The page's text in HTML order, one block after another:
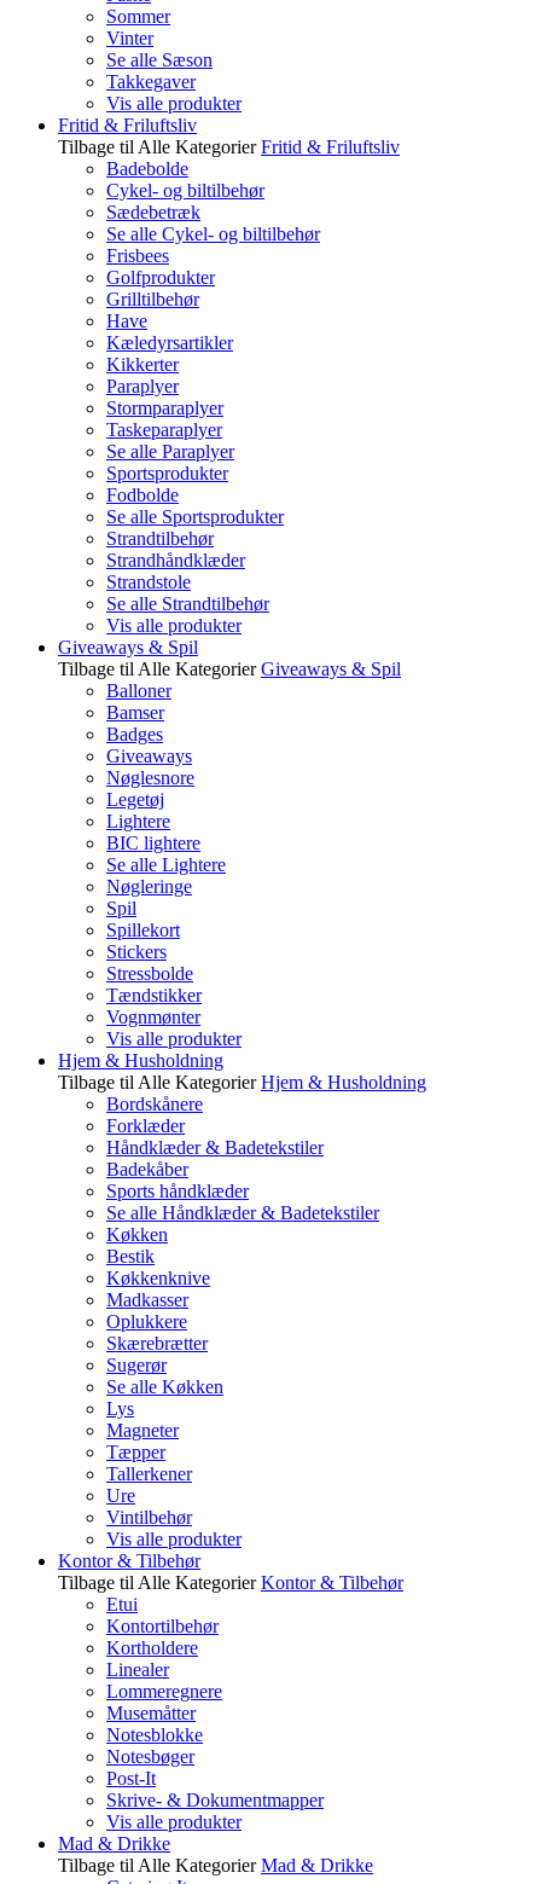
Sommer
Vinter
Se alle Sæson
Takkegaver
Vis alle produkter
Fritid & Friluftsliv
Tilbage til Alle Kategorier Fritid & Friluftsliv
Badebolde
Cykel- og biltilbehør
Sædebetræk
Se alle Cykel- og biltilbehør
Frisbees
Golfprodukter
Grilltilbehør
Have
Kæledyrsartikler
Kikkerter
Paraplyer
Stormparaplyer
Taskeparaplyer
Se alle Paraplyer
Sportsprodukter
Fodbolde
Se alle Sportsprodukter
Strandtilbehør
Strandhåndklæder
Strandstole
Se alle Strandtilbehør
Vis alle produkter
Giveaways & Spil
Tilbage til Alle Kategorier Giveaways & Spil
Balloner
Bamser
Badges
Giveaways
Nøglesnore
Legetøj
Lightere
BIC lightere
Se alle Lightere
Nøgleringe
Spil
Spillekort
Stickers
Stressbolde
Tændstikker
Vognmønter
Vis alle produkter
Hjem & Husholdning
Tilbage til Alle Kategorier Hjem & Husholdning
Bordskånere
Forklæder
Håndklæder & Badetekstiler
Badekåber
Sports håndklæder
Se alle Håndklæder & Badetekstiler
Køkken
Bestik
Køkkenknive
Madkasser
Oplukkere
Skærebrætter
Sugerør
Se alle Køkken
Lys
Magneter
Tæpper
Tallerkener
Ure
Vintilbehør
Vis alle produkter
Kontor & Tilbehør
Tilbage til Alle Kategorier Kontor & Tilbehør
Etui
Kontortilbehør
Kortholdere
Linealer
Lommeregnere
Musemåtter
Notesblokke
Notesbøger
Post-It
Skrive- & Dokumentmapper
Vis alle produkter
Mad & Drikke
Tilbage til Alle Kategorier Mad & Drikke